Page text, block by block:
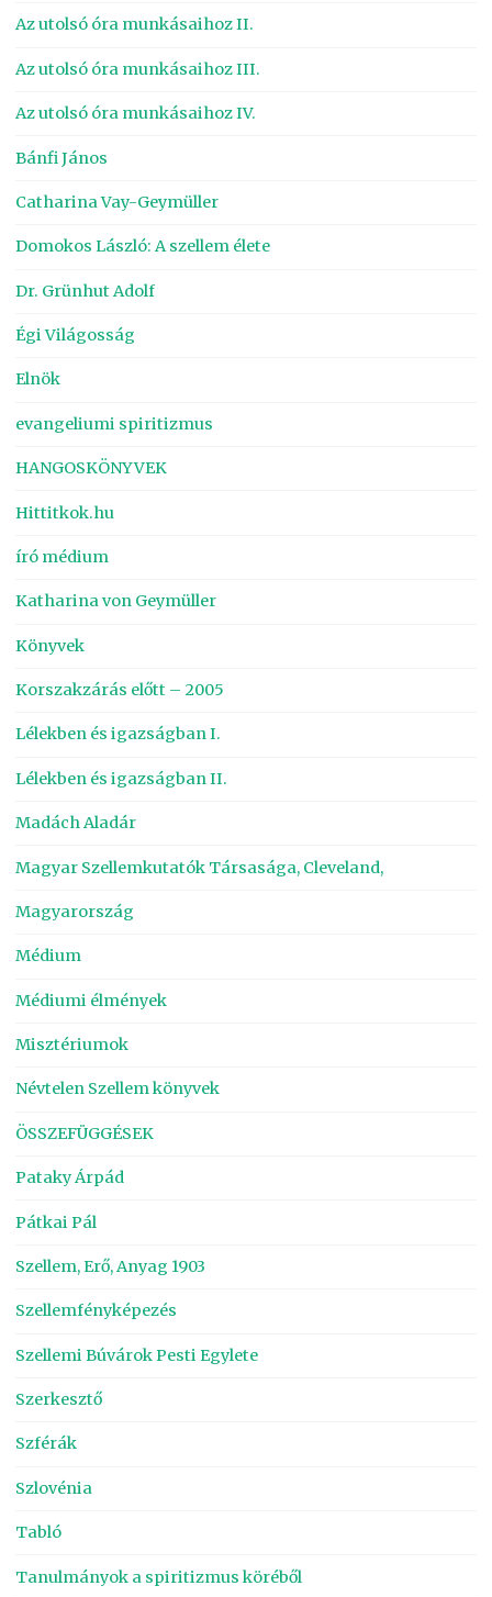
Az utolsó óra munkásaihoz II.
Az utolsó óra munkásaihoz III.
Az utolsó óra munkásaihoz IV.
Bánfi János
Catharina Vay-Geymüller
Domokos László: A szellem élete
Dr. Grünhut Adolf
Égi Világosság
Elnök
evangeliumi spiritizmus
HANGOSKÖNYVEK
Hittitkok.hu
író médium
Katharina von Geymüller
Könyvek
Korszakzárás előtt – 2005
Lélekben és igazságban I.
Lélekben és igazságban II.
Madách Aladár
Magyar Szellemkutatók Társasága, Cleveland,
Magyarország
Médium
Médiumi élmények
Misztériumok
Névtelen Szellem könyvek
ÖSSZEFÜGGÉSEK
Pataky Árpád
Pátkai Pál
Szellem, Erő, Anyag 1903
Szellemfényképezés
Szellemi Búvárok Pesti Egylete
Szerkesztő
Szférák
Szlovénia
Tabló
Tanulmányok a spiritizmus köréből